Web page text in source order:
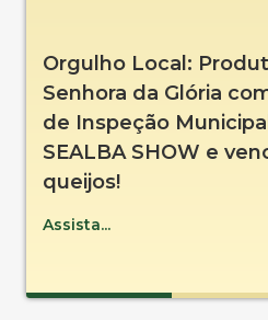
Orgulho Local:
Senhora da Glória
de Inspeção
SEALBA SHOW e
queijos!
Assista...